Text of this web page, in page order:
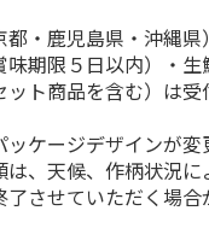
・鹿児島県・沖縄
味期限５日以内）・
ット商品を含む）は
ケージデザインが変
、天候、作柄状況
させていただく場